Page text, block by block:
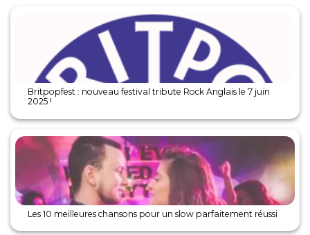
Britpopfest : nouveau festival tribute Rock Anglais le 7 juin
2025 !
Les 10 meilleures chansons pour un slow parfaitement réussi